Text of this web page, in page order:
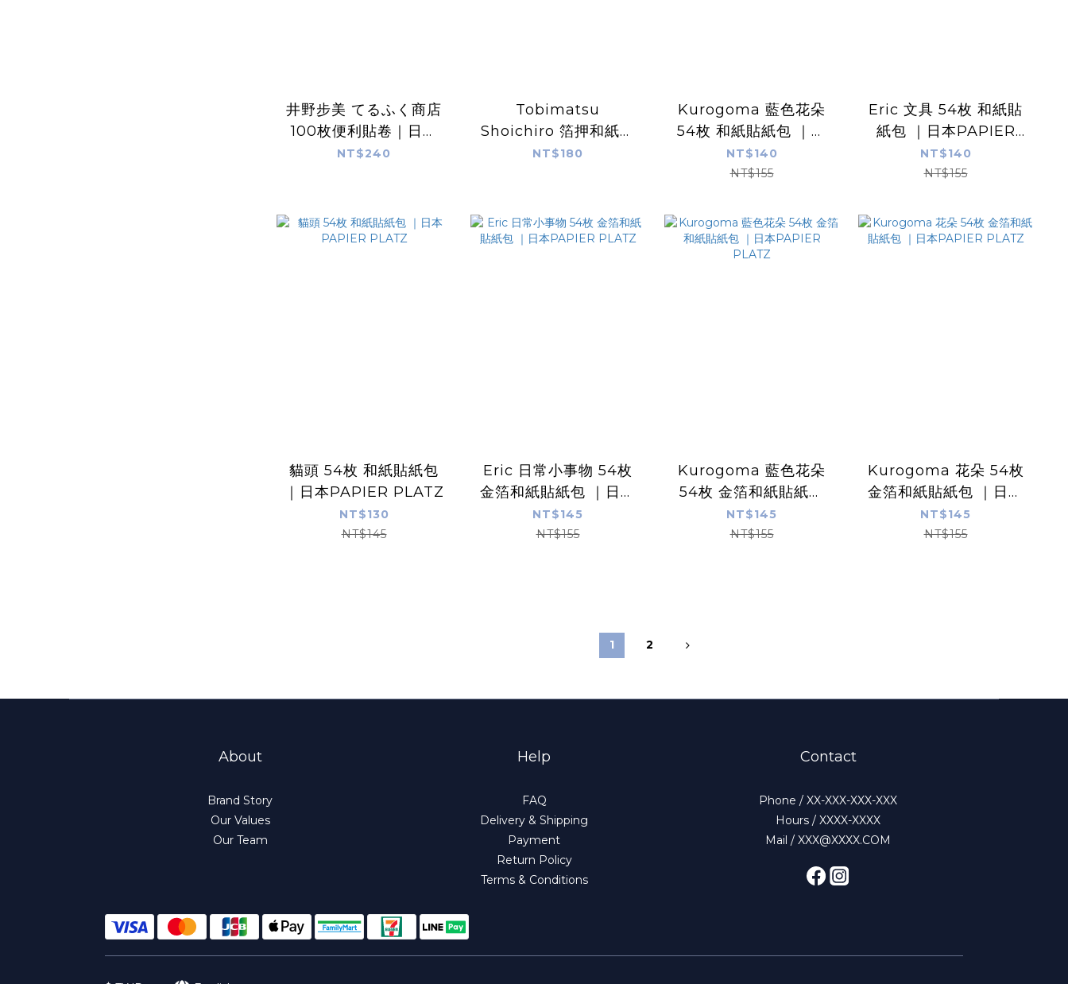
井野步美 てるふく商店
100枚便利貼卷｜日本
PAPIER PLATZ
NT$240
Tobimatsu
Shoichiro 箔押和紙膠
帶 兩款｜日本PAPIER
NT$180
Kurogoma 藍色花朵
54枚 和紙貼紙包 ｜日
本PAPIER PLATZ
NT$140
NT$155
Eric 文具 54枚 和紙貼
紙包 ｜日本PAPIER
PLATZ
NT$140
NT$155
貓頭 54枚 和紙貼紙包
｜日本PAPIER PLATZ
NT$130
NT$145
Eric 日常小事物 54枚
金箔和紙貼紙包 ｜日本
PAPIER PLATZ
NT$145
NT$155
Kurogoma 藍色花朵
54枚 金箔和紙貼紙包
｜日本PAPIER PLATZ
NT$145
NT$155
Kurogoma 花朵 54枚
金箔和紙貼紙包 ｜日本
PAPIER PLATZ
NT$145
NT$155
1 2
About
Brand Story
Our Values
Our Team
Help
FAQ
Delivery & Shipping
Payment
Return Policy
Terms & Conditions
Contact
Phone / XX-XXX-XXX-XXX
Hours / XXXX-XXXX
Mail / XXX@XXXX.COM